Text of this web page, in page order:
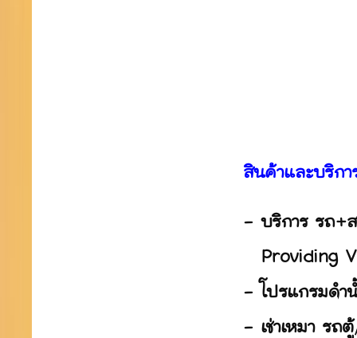
สินค้าและบริก
- บริการ รถ+
Providing
- โปรแกรมดำ
- เช่าเหมา ร